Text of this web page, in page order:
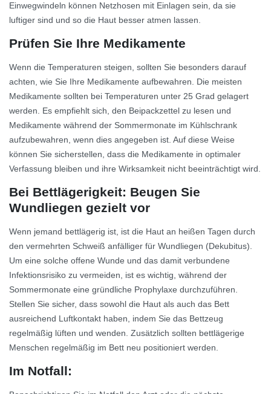
Einwegwindeln können Netzhosen mit Einlagen sein, da sie
luftiger sind und so die Haut besser atmen lassen.
Prüfen Sie Ihre Medikamente
Wenn die Temperaturen steigen, sollten Sie besonders darauf
achten, wie Sie Ihre Medikamente aufbewahren. Die meisten
Medikamente sollten bei Temperaturen unter 25 Grad gelagert
werden. Es empfiehlt sich, den Beipackzettel zu lesen und
Medikamente während der Sommermonate im Kühlschrank
aufzubewahren, wenn dies angegeben ist. Auf diese Weise
können Sie sicherstellen, dass die Medikamente in optimaler
Verfassung bleiben und ihre Wirksamkeit nicht beeinträchtigt wird.
Bei Bettlägerigkeit: Beugen Sie
Wundliegen gezielt vor
Wenn jemand bettlägerig ist, ist die Haut an heißen Tagen durch
den vermehrten Schweiß anfälliger für Wundliegen (Dekubitus).
Um eine solche offene Wunde und das damit verbundene
Infektionsrisiko zu vermeiden, ist es wichtig, während der
Sommermonate eine gründliche Prophylaxe durchzuführen.
Stellen Sie sicher, dass sowohl die Haut als auch das Bett
ausreichend Luftkontakt haben, indem Sie das Bettzeug
regelmäßig lüften und wenden. Zusätzlich sollten bettlägerige
Menschen regelmäßig im Bett neu positioniert werden.
Im Notfall: